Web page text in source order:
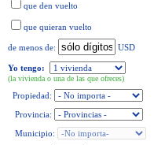
que den vuelto
que quieran vuelto
de menos de: USD
Yo tengo:
(la vivienda o una de las que ofreces)
Propiedad:
Provincia:
Municipio: